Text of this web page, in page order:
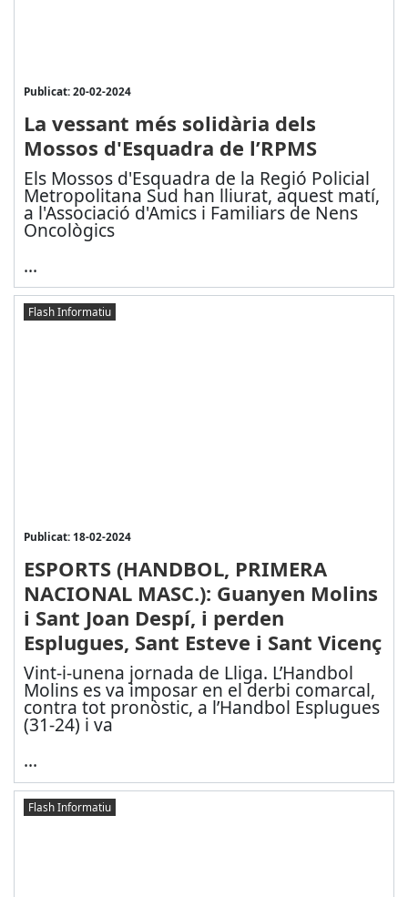
Publicat: 20-02-2024
La vessant més solidària dels
Mossos d'Esquadra de l’RPMS
Els Mossos d'Esquadra de la Regió Policial
Metropolitana Sud han lliurat, aquest matí,
a l'Associació d'Amics i Familiars de Nens
Oncològics
...
Flash Informatiu
Publicat: 18-02-2024
ESPORTS (HANDBOL, PRIMERA
NACIONAL MASC.): Guanyen Molins
i Sant Joan Despí, i perden
Esplugues, Sant Esteve i Sant Vicenç
Vint-i-unena jornada de Lliga. L’Handbol
Molins es va imposar en el derbi comarcal,
contra tot pronòstic, a l’Handbol Esplugues
(31-24) i va
...
Flash Informatiu